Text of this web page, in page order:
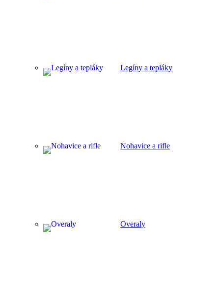
Legíny a tepláky
Nohavice a rifle
Overaly